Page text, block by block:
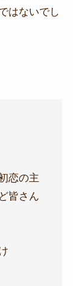
はないでし
恋の主
皆さん